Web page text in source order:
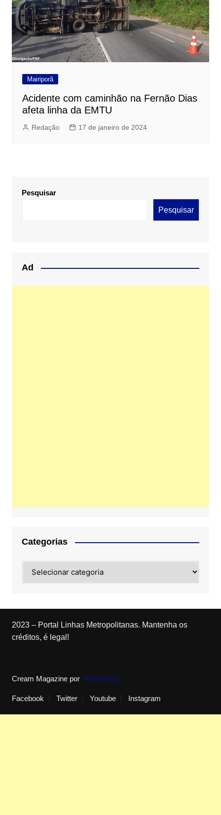
Mairiporã
Acidente com caminhão na Fernão Dias
afeta linha da EMTU
Redação 17 de janeiro de 2024
Pesquisar
Pesquisar
Ad
Categorias
2023 – Portal Linhas Metropolitanas. Mantenha os
créditos, é legal!
Cream Magazine por Themebeez
Facebook Twitter Youtube Instagram